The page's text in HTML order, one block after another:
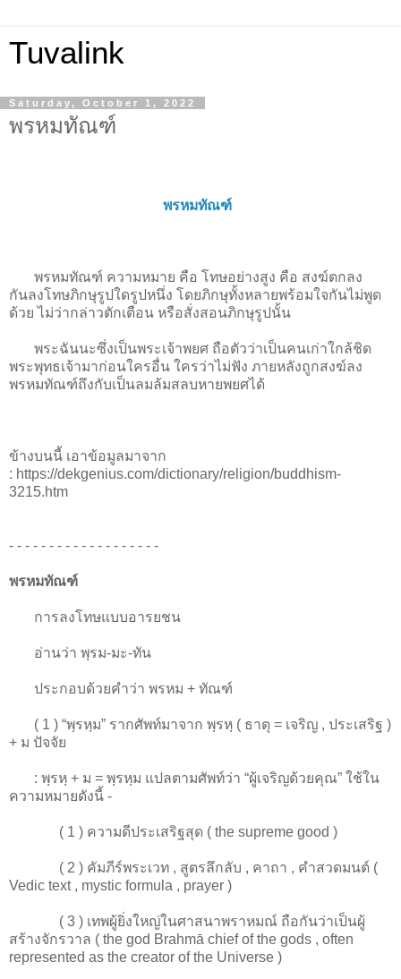
Tuvalink
Saturday, October 1, 2022
พรหมทัณฑ์
พรหมทัณฑ์
พรหมทัณฑ์ ความหมาย คือ โทษอย่างสูง คือ สงฆ์ตกลง
กันลงโทษภิกษุรูปใดรูปหนึ่ง โดยภิกษุทั้งหลายพร้อมใจกันไม่พูด
ด้วย ไม่ว่ากล่าวตักเตือน หรือสั่งสอนภิกษุรูปนั้น
พระฉันนะซึ่งเป็นพระเจ้าพยศ ถือตัวว่าเป็นคนเก่าใกล้ชิด
พระพุทธเจ้ามาก่อนใครอื่น ใครว่าไม่ฟัง ภายหลังถูกสงฆ์ลง
พรหมทัณฑ์ถึงกับเป็นลมล้มสลบหายพยศได้
ข้างบนนี้ เอาข้อมูลมาจาก
: https://dekgenius.com/dictionary/religion/buddhism-
3215.htm
- - - - - - - - - - - - - - - - - - -
พรหมทัณฑ์
การลงโทษแบบอารยชน
อ่านว่า พฺรม-มะ-ทัน
ประกอบด้วยคำว่า พรหม + ทัณฑ์
( 1 ) “พฺรหฺม” รากศัพท์มาจาก พฺรหฺ ( ธาตุ = เจริญ , ประเสริฐ )
+ ม ปัจจัย
: พฺรหฺ + ม = พฺรหฺม แปลตามศัพท์ว่า “ผู้เจริญด้วยคุณ” ใช้ใน
ความหมายดังนี้ -
( 1 ) ความดีประเสริฐสุด ( the supreme good )
( 2 ) คัมภีร์พระเวท , สูตรลึกลับ , คาถา , คำสวดมนต์ (
Vedic text , mystic formula , prayer )
( 3 ) เทพผู้ยิ่งใหญ่ในศาสนาพราหมณ์ ถือกันว่าเป็นผู้
สร้างจักรวาล ( the god Brahmā chief of the gods , often
represented as the creator of the Universe )